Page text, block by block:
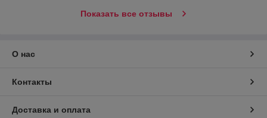
Показать все отзывы
О нас
Контакты
Доставка и оплата